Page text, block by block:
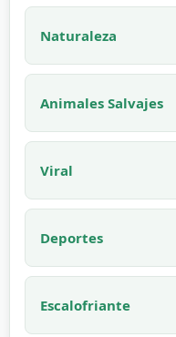
Naturaleza
Animales Salvajes
Viral
Deportes
Escalofriante